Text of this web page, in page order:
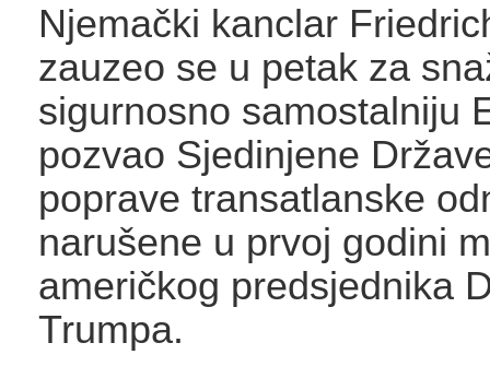
Njemački kanclar
zauzeo se u petak za
sigurnosno samostalniju
pozvao Sjedinjene
poprave transatlanske
narušene u prvoj godini
američkog predsjednika
Trumpa.